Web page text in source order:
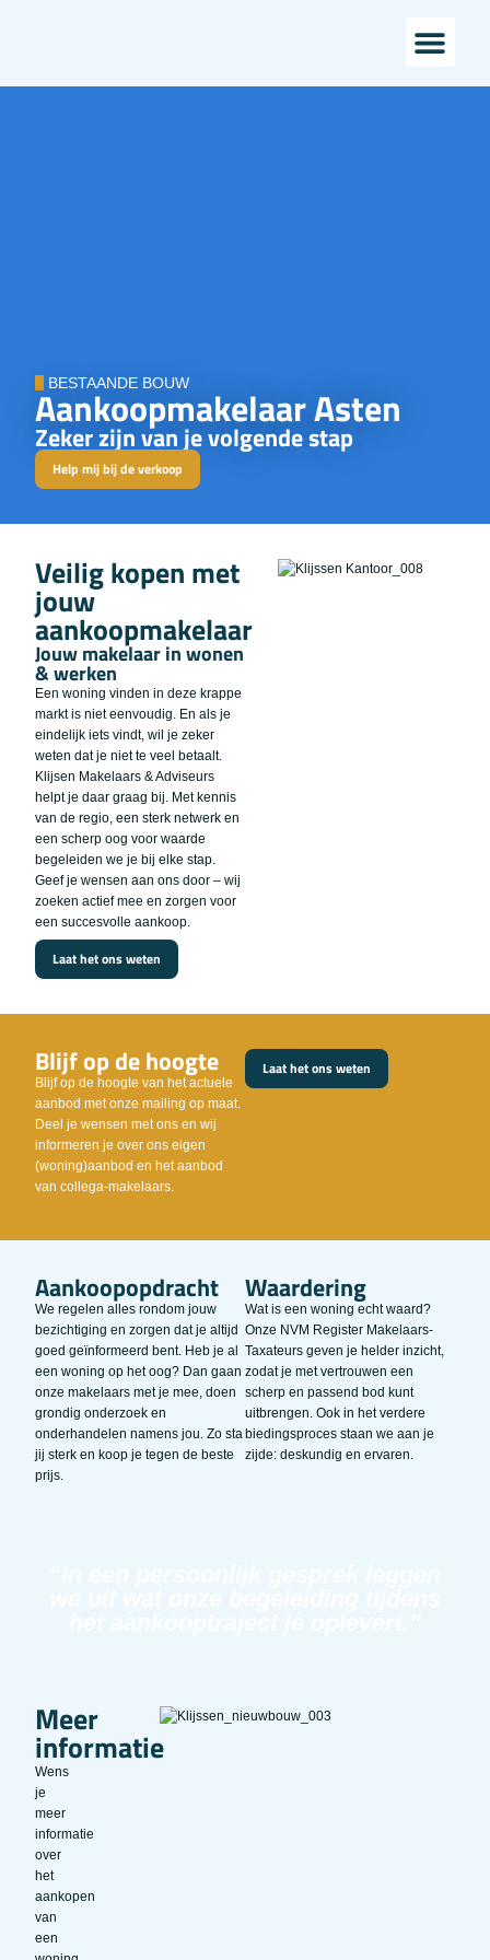
BESTAANDE BOUW
Aankoopmakelaar Asten
Zeker zijn van je volgende stap
Help mij bij de verkoop
Veilig kopen met
jouw
aankoopmakelaar
Jouw makelaar in wonen
& werken
Een woning vinden in deze krappe
markt is niet eenvoudig. En als je
eindelijk iets vindt, wil je zeker
weten dat je niet te veel betaalt.
Klijsen Makelaars & Adviseurs
helpt je daar graag bij. Met kennis
van de regio, een sterk netwerk en
een scherp oog voor waarde
begeleiden we je bij elke stap.
Geef je wensen aan ons door – wij
zoeken actief mee en zorgen voor
een succesvolle aankoop.
Laat het ons weten
Blijf op de hoogte
Blijf op de hoogte van het actuele
aanbod met onze mailing op maat.
Deel je wensen met ons en wij
informeren je over ons eigen
(woning)aanbod en het aanbod
van collega-makelaars.
Laat het ons weten
Aankoopopdracht
We regelen alles rondom jouw
bezichtiging en zorgen dat je altijd
goed geïnformeerd bent. Heb je al
een woning op het oog? Dan gaan
onze makelaars met je mee, doen
grondig onderzoek en
onderhandelen namens jou. Zo sta
jij sterk en koop je tegen de beste
prijs.
Waardering
Wat is een woning echt waard?
Onze NVM Register Makelaars-
Taxateurs geven je helder inzicht,
zodat je met vertrouwen een
scherp en passend bod kunt
uitbrengen. Ook in het verdere
biedingsproces staan we aan je
zijde: deskundig en ervaren.
Meer
informatie
Wens
je
meer
informatie
over
het
aankopen
van
een